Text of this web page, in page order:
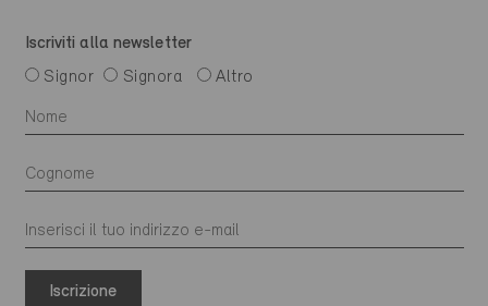
Iscriviti alla newsletter
Signor
Signora Altro
Iscrizione